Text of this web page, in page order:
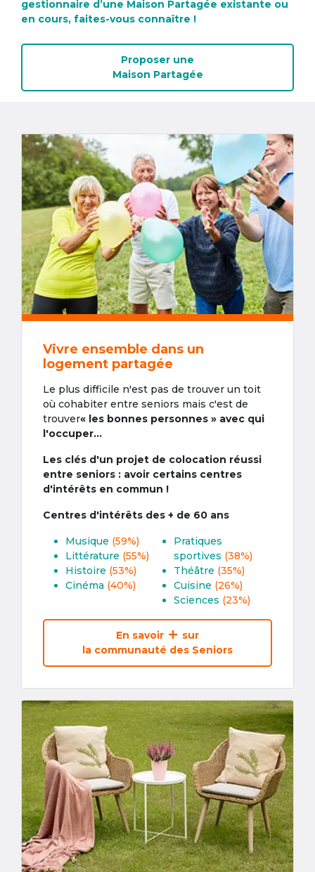
gestionnaire d’une Maison Partagée existante ou
en cours, faites-vous connaître !
Proposer une
Maison Partagée
Vivre ensemble dans un
logement partagée
Le plus difficile n'est pas de trouver un toit
où cohabiter entre seniors mais c'est de
trouver« les bonnes personnes » avec qui
l'occuper...
Les clés d'un projet de colocation réussi
entre seniors : avoir certains centres
d'intérêts en commun !
Centres d'intérêts des + de 60 ans
Musique (59%)
Littérature (55%)
Histoire (53%)
Cinéma (40%)
Pratiques
sportives (38%)
Théâtre (35%)
Cuisine (26%)
Sciences (23%)
En savoir
sur
la communauté des Seniors